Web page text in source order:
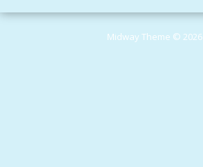
Midway Theme © 2026